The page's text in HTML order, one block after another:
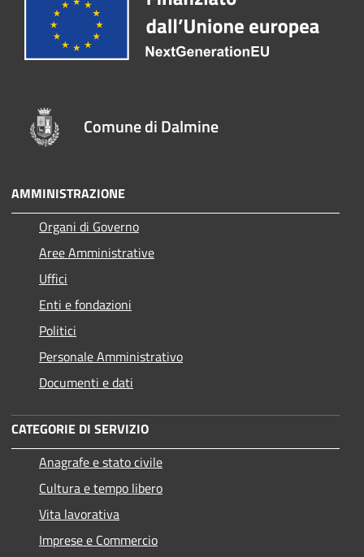
Comune di Dalmine
AMMINISTRAZIONE
Organi di Governo
Aree Amministrative
Uffici
Enti e fondazioni
Politici
Personale Amministrativo
Documenti e dati
CATEGORIE DI SERVIZIO
Anagrafe e stato civile
Cultura e tempo libero
Vita lavorativa
Imprese e Commercio